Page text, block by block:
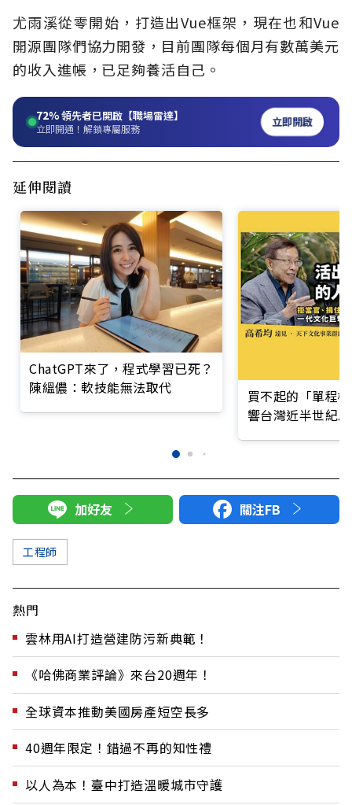
尤雨溪從零開始，打造出Vue框架，現在也和Vue
開源團隊們協力開發，目前團隊每個月有數萬美元
的收入進帳，已足夠養活自己。
72%領先者已開啟【職場雷達】
立即開通！解鎖專屬服務 立即開啟
延伸閱讀
ChatGPT來了，程式學習已死？
陳縕儂：軟技能無法取代
買不起的「單程
響台灣近半世紀
加好友 關注FB
工程師
熱門
雲林用AI打造營建防污新典範！
《哈佛商業評論》來台20週年！
全球資本推動美國房產短空長多
40週年限定！錯過不再的知性禮
以人為本！臺中打造溫暖城市守護